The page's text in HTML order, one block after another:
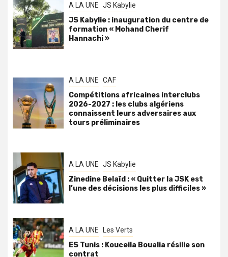
A LA UNE JS Kabylie
JS Kabylie : inauguration du centre de
formation « Mohand Cherif
Hannachi »
A LA UNE CAF
Compétitions africaines interclubs
2026-2027 : les clubs algériens
connaissent leurs adversaires aux
tours préliminaires
A LA UNE JS Kabylie
Zinedine Belaïd : « Quitter la JSK est
l’une des décisions les plus difficiles »
A LA UNE Les Verts
ES Tunis : Kouceila Boualia résilie son
contrat